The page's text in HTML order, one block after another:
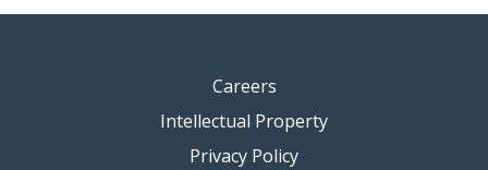
Careers
Intellectual Property
Privacy Policy